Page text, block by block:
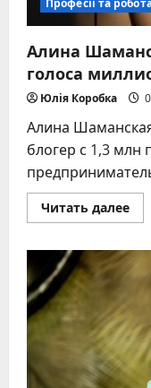
Професії та
Алина
голоса
Юлія Коробка
Алина
блогер с 1,3 млн
Читать далее
от